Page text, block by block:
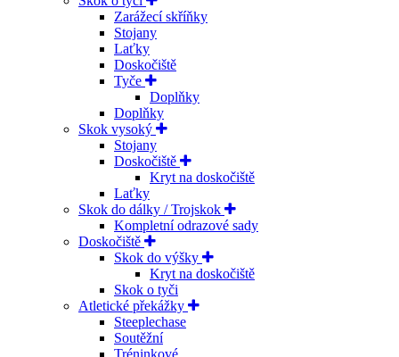
Zarážecí skříňky
Stojany
Laťky
Doskočiště
Tyče
Doplňky
Doplňky
Skok vysoký
Stojany
Doskočiště
Kryt na doskočiště
Laťky
Skok do dálky / Trojskok
Kompletní odrazové sady
Doskočiště
Skok do výšky
Kryt na doskočiště
Skok o tyči
Atletické překážky
Steeplechase
Soutěžní